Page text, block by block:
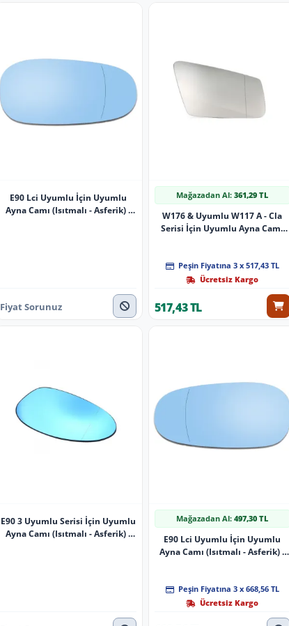
E90 Lci Uyumlu İçin Uyumlu
Ayna Camı (Isıtmalı - Asferik) -
Fiyat Sorunuz
Mağazadan Al:361,29 TL
W176 & Uyumlu W117 A - Cla
Serisi İçin Uyumlu Ayna Camı
Peşin Fiyatına 3 x 517,43 TL
Ücretsiz Kargo
517,43 TL
E90 3 Uyumlu Serisi İçin Uyumlu
Ayna Camı (Isıtmalı - Asferik) -
Mağazadan Al:497,30 TL
E90 Lci Uyumlu İçin Uyumlu
Ayna Camı (Isıtmalı - Asferik) -
Peşin Fiyatına 3 x 668,56 TL
Ücretsiz Kargo